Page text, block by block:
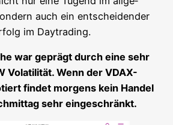
auch ein ent­schei­den­der
im Daytrading.
war geprägt durch eine sehr
Vola­ti­li­tät. Wenn der VDAX-
fin­det mor­gens kein Han­del
sehr eingeschränkt.